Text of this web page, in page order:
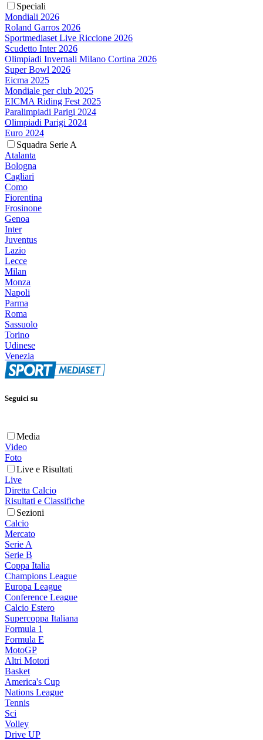
Speciali
Mondiali 2026
Roland Garros 2026
Sportmediaset Live Riccione 2026
Scudetto Inter 2026
Olimpiadi Invernali Milano Cortina 2026
Super Bowl 2026
Eicma 2025
Mondiale per club 2025
EICMA Riding Fest 2025
Paralimpiadi Parigi 2024
Olimpiadi Parigi 2024
Euro 2024
Squadra Serie A
Atalanta
Bologna
Cagliari
Como
Fiorentina
Frosinone
Genoa
Inter
Juventus
Lazio
Lecce
Milan
Monza
Napoli
Parma
Roma
Sassuolo
Torino
Udinese
Venezia
Seguici su
Media
Video
Foto
Live e Risultati
Live
Diretta Calcio
Risultati e Classifiche
Sezioni
Calcio
Mercato
Serie A
Serie B
Coppa Italia
Champions League
Europa League
Conference League
Calcio Estero
Supercoppa Italiana
Formula 1
Formula E
MotoGP
Altri Motori
Basket
America's Cup
Nations League
Tennis
Sci
Volley
Drive UP